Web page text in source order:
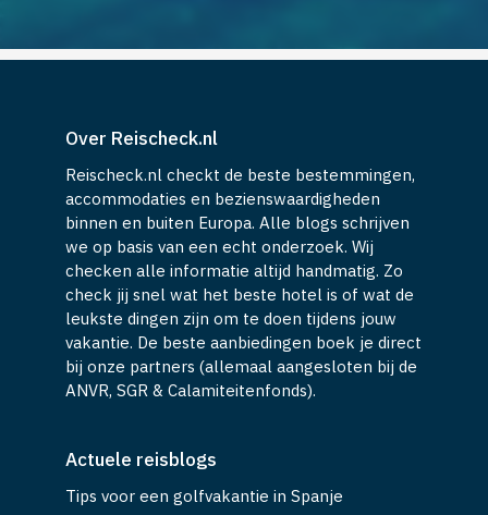
Over Reischeck.nl
Reischeck.nl checkt de beste bestemmingen,
accommodaties en bezienswaardigheden
binnen en buiten Europa. Alle blogs schrijven
we op basis van een echt onderzoek. Wij
checken alle informatie altijd handmatig. Zo
check jij snel wat het beste hotel is of wat de
leukste dingen zijn om te doen tijdens jouw
vakantie. De beste aanbiedingen boek je direct
bij onze partners (allemaal aangesloten bij de
ANVR, SGR & Calamiteitenfonds).
Actuele reisblogs
Tips voor een golfvakantie in Spanje